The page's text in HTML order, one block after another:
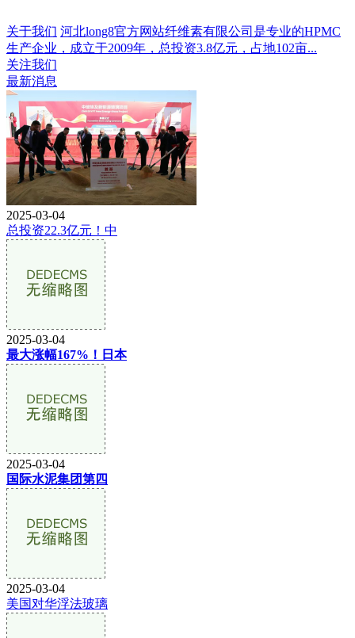
关于我们 河北long8官方网站纤维素有限公司是专业的HPMC
生产企业，成立于2009年，总投资3.8亿元，占地102亩...
关注我们
最新消息
2025-03-04
总投资22.3亿元！中
2025-03-04
最大涨幅167%！日本
2025-03-04
国际水泥集团第四
2025-03-04
美国对华浮法玻璃